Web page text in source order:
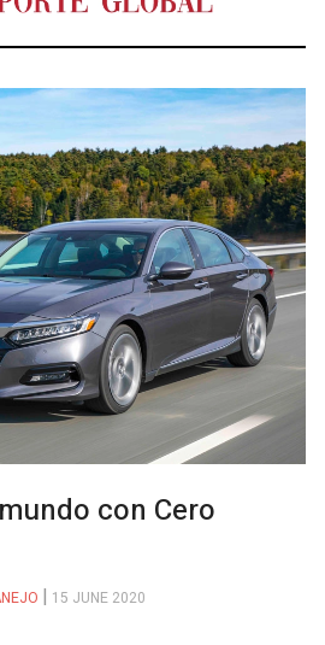
con Cero
15 JUNE 2020